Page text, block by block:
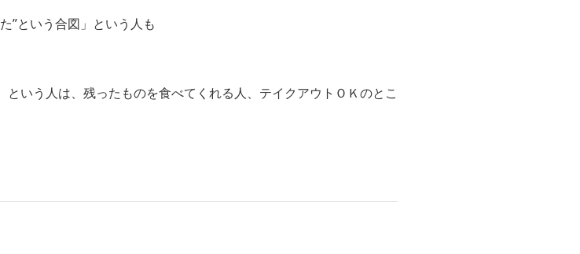
”という合図」という人も
いう人は、残ったものを食べてくれる人、テイクアウトＯＫのとこ